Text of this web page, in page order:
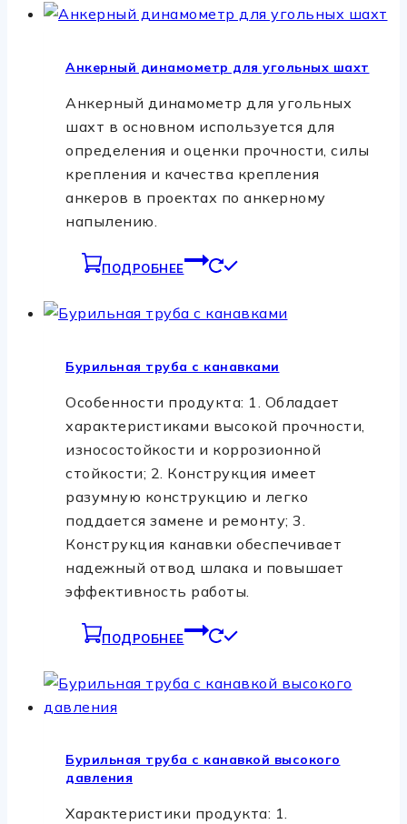
Анкерный динамометр для угольных шахт
Анкерный динамометр для угольных
шахт в основном используется для
определения и оценки прочности, силы
крепления и качества крепления
анкеров в проектах по анкерному
напылению.
ПОДРОБНЕЕ
Бурильная труба с канавками
Особенности продукта: 1. Обладает
характеристиками высокой прочности,
износостойкости и коррозионной
стойкости; 2. Конструкция имеет
разумную конструкцию и легко
поддается замене и ремонту; 3.
Конструкция канавки обеспечивает
надежный отвод шлака и повышает
эффективность работы.
ПОДРОБНЕЕ
Бурильная труба с канавкой высокого
давления
Характеристики продукта: 1.